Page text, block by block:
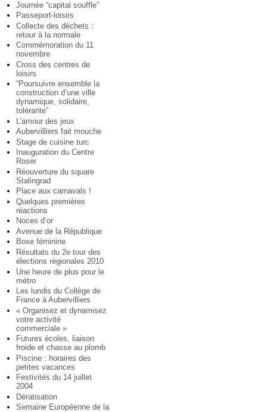
Journée “capital souffle”
Passeport-loisirs
Collecte des déchets :
retour à la normale
Commémoration du 11
novembre
Cross des centres de
loisirs
“Poursuivre ensemble la
construction d’une ville
dynamique, solidaire,
tolérante”
L’amour des jeux
Aubervilliers fait mouche
Stage de cuisine turc
Inauguration du Centre
Roser
Réouverture du square
Stalingrad
Place aux carnavals !
Quelques premières
réactions
Noces d’or
Avenue de la République
Boxe féminine
Résultats du 2e tour des
élections régionales 2010
Une heure de plus pour le
métro
Les lundis du Collège de
France à Aubervilliers
« Organisez et dynamisez
votre activité
commerciale »
Futures écoles, liaison
froide et chasse au plomb
Piscine : horaires des
petites vacances
Festivités du 14 juillet
2004
Dératisation
Semaine Européenne de la